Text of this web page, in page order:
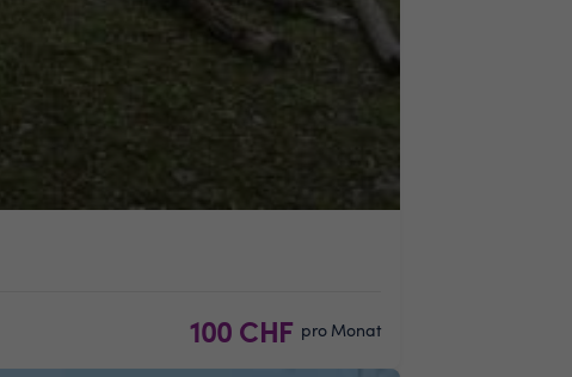
100 CHF pro Monat